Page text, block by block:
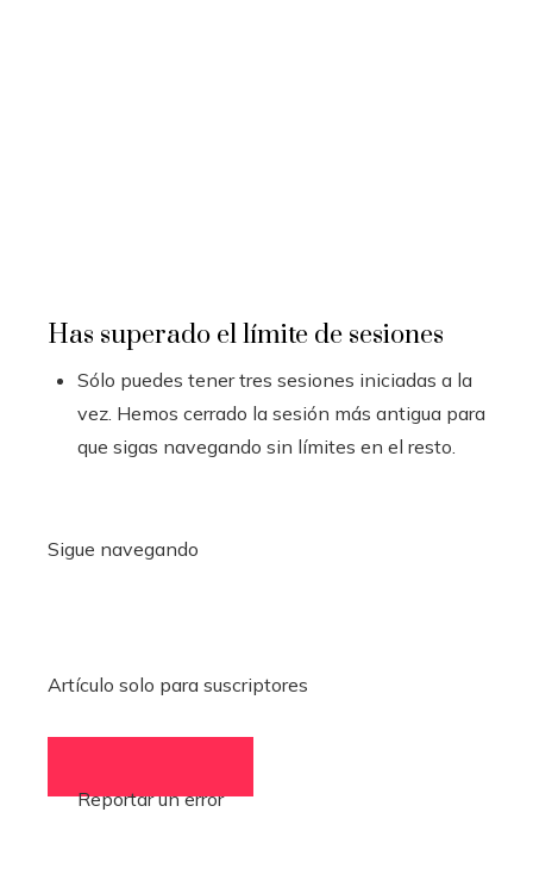
Has superado el límite de sesiones
Sólo puedes tener tres sesiones iniciadas a la
vez. Hemos cerrado la sesión más antigua para
que sigas navegando sin límites en el resto.
Sigue navegando
Artículo solo para suscriptores
Reportar un error